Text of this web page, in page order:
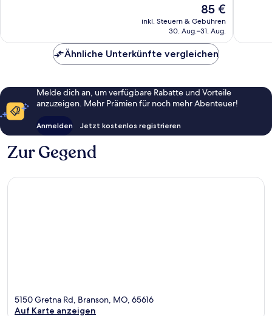
Der
Preis
beträgt
85 €
inkl. Steuern & Gebühren
30. Aug.–31. Aug.
Ähnliche Unterkünfte vergleichen
Melde dich an, um verfügbare Rabatte und Vorteile
anzuzeigen. Mehr Prämien für noch mehr Abenteuer!
Anmelden Jetzt kostenlos registrieren
Zur Gegend
5150 Gretna Rd, Branson, MO, 65616
Auf Karte anzeigen